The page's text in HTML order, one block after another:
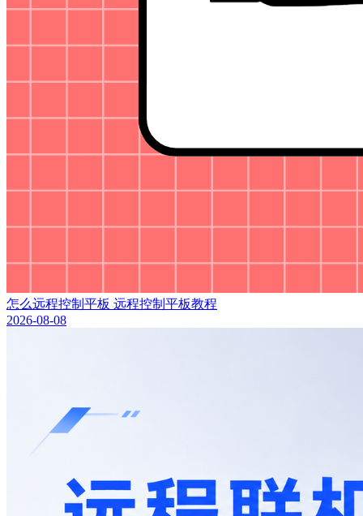
怎么远程控制平板 远程控制平板教程
2026-08-08